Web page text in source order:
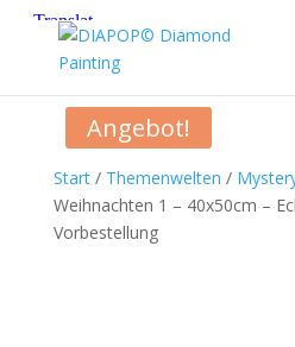
Start/ Themenwelten /
Weihnachten 1 – 40x50cm –
Vorbestellung
Angebot!